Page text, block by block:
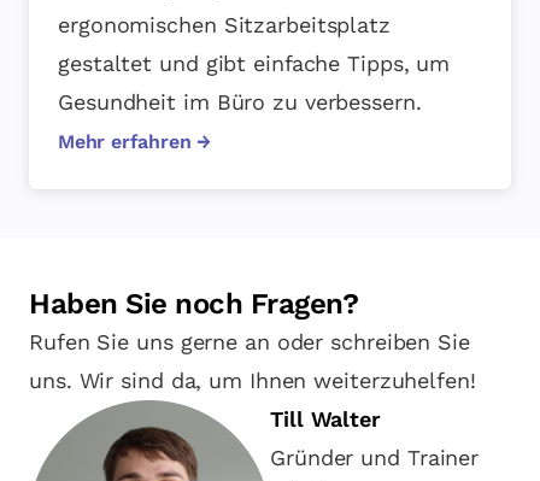
ergonomischen Sitzarbeitsplatz
gestaltet und gibt einfache Tipps, um
Gesundheit im Büro zu verbessern.
Mehr erfahren →
Haben Sie noch Fragen?
Rufen Sie uns gerne an oder schreiben Sie
uns. Wir sind da, um Ihnen weiterzuhelfen!
Till Walter
Gründer und Trainer